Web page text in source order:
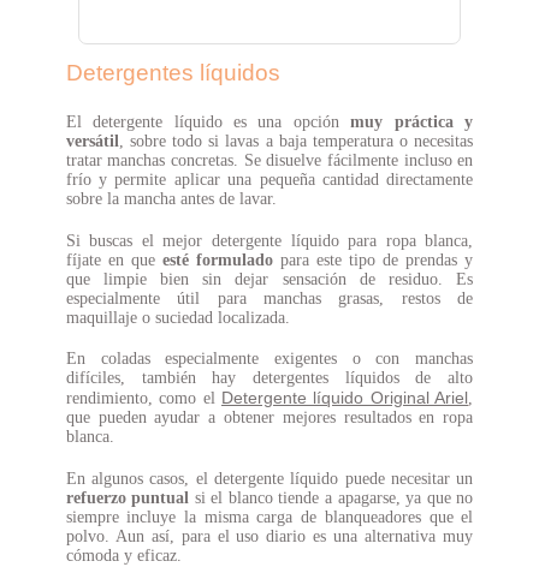
Detergentes líquidos
El detergente líquido es una opciónmuy práctica y
versátil, sobre todo si lavas a baja temperatura o necesitas
tratar manchas concretas. Se disuelve fácilmente incluso en
frío y permite aplicar una pequeña cantidad directamente
sobre la mancha antes de lavar.
Si buscas el mejor detergente líquido para ropa blanca,
fíjate en queesté formulado para este tipo de prendas y
que limpie bien sin dejar sensación de residuo. Es
especialmente útil para manchas grasas, restos de
maquillaje o suciedad localizada.
En coladas especialmente exigentes o con manchas
difíciles, también hay detergentes líquidos de alto
rendimiento, como el Detergente líquido Original Ariel,
que pueden ayudar a obtener mejores resultados en ropa
blanca.
En algunos casos, el detergente líquido puede necesitar un
refuerzo puntual si el blanco tiende a apagarse, ya que no
siempre incluye la misma carga de blanqueadores que el
polvo. Aun así, para el uso diario es una alternativa muy
cómoda y eficaz.